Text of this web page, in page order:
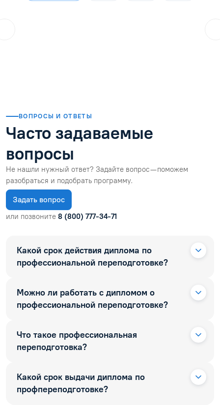
ВОПРОСЫ И ОТВЕТЫ
Часто задаваемые
вопросы
Не нашли нужный ответ? Задайте вопрос — поможем
разобраться и подобрать программу.
Задать вопрос
или позвоните 8 (800) 777-34-71
Какой срок действия диплома по
профессиональной переподготовке?
Можно ли работать с дипломом о
профессиональной переподготовке?
Что такое профессиональная
переподготовка?
Какой срок выдачи диплома по
профпереподготовке?